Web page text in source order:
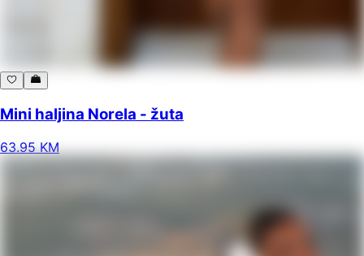
Mini haljina Norela - žuta
63.95 KM